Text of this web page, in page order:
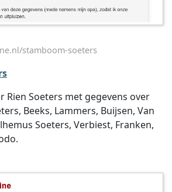
stamboom-soeters
Rien Soeters met gegevens over
Beeks, Lammers, Buijsen, Van
Soeters, Verbiest, Franken,